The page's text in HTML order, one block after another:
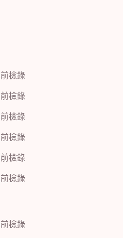
檢錄
檢錄
檢錄
檢錄
檢錄
檢錄
檢錄